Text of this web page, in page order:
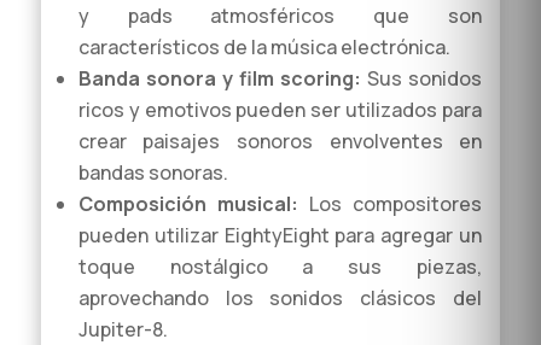
y pads atmosféricos que son
característicos de la música electrónica.
Banda sonora y film scoring: Sus sonidos
ricos y emotivos pueden ser utilizados para
crear paisajes sonoros envolventes en
bandas sonoras.
Composición musical: Los compositores
pueden utilizar EightyEight para agregar un
toque nostálgico a sus piezas,
aprovechando los sonidos clásicos del
Jupiter-8.